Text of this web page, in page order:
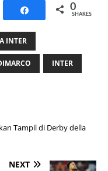
Share 0
SHARES
INTER
INTER
Tampil di Derby della
NEXT